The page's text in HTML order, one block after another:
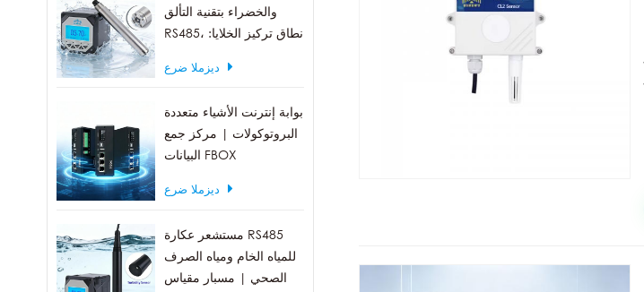
والخضراء بتقنية التألق
RS485، نطاق تركيز الخلايا:
ديزملا ضرع
بوابة إنترنت الأشياء متعددة
البروتوكولات | مركز جمع
البيانات FBOX
ديزملا ضرع
مستشعر عكارة RS485
للمياه الخام ومياه الصرف
الصحي | مسبار مقياس